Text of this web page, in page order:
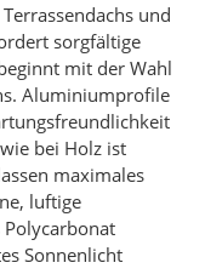
und
sorgfältige
mit der Wahl
Aluminiumprofile
bei Holz ist
maximales
luftige
Sonnenlicht